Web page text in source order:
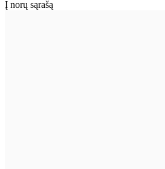
Į norų sąrašą